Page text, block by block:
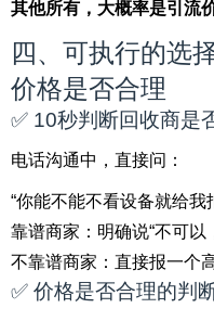
其他所有，大概率是引流价
四、可执行的选
价格是否合理
✅ 10秒判断回收商是
电话沟通中，直接问：
“你能不能不看设备就给我
靠谱商家：明确说“不可以
不靠谱商家：直接报一个
✅ 价格是否合理的判